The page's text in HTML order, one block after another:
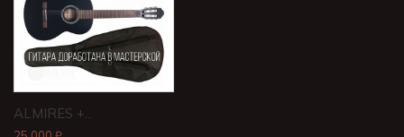
ALMIRES +...